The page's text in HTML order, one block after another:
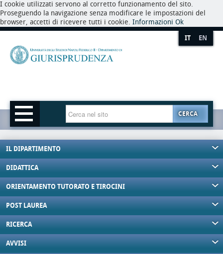
I cookie utilizzati servono al corretto funzionamento del sito.
Proseguendo la navigazione senza modificare le impostazioni del
browser, accetti di ricevere tutti i cookie. Informazioni Ok
IT EN
CERCA
IL DIPARTIMENTO
DIDATTICA
ORIENTAMENTO TUTORATO E TIROCINI
POST LAUREA
RICERCA
AVVISI